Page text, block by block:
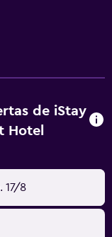
a poca
de
un delicioso
a tu
locales para
y
salas de actos con
a organizar el
de iStay
Hotel
17/8